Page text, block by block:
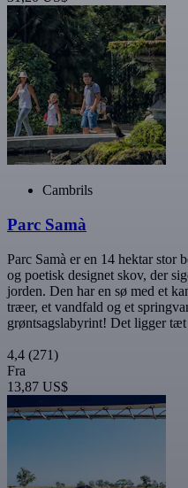
Cambrils
Parc Samà
Parc Samà er en 14 hektar stor
og poetisk designet skov, der
jorden. Den har en sø med et
træer, et vandfald og et
grøntsagslabyrint! Det ligger
4,4 (271)
Fra
13,87 US$